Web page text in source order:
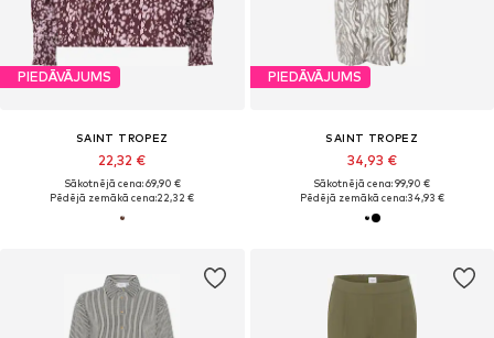
PIEDĀVĀJUMS
SAINT TROPEZ
22,32 €
Sākotnējā cena: 69,90 €
Pēdējā zemākā cena:22,32 €
PIEDĀVĀJUMS
SAINT TROPEZ
34,93 €
Sākotnējā cena: 99,90 €
Pēdējā zemākā cena:34,93 €